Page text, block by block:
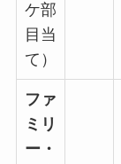
ケ部
目当
て）
ファ
ミリ
ー・